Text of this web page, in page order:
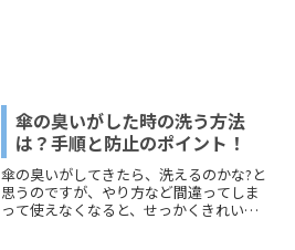
傘の臭いがした時の洗う方法
は？手順と防止のポイント！
傘の臭いがしてきたら、洗えるのかな?と
思うのですが、やり方など間違ってしま
って使えなくなると、せっかくきれいに